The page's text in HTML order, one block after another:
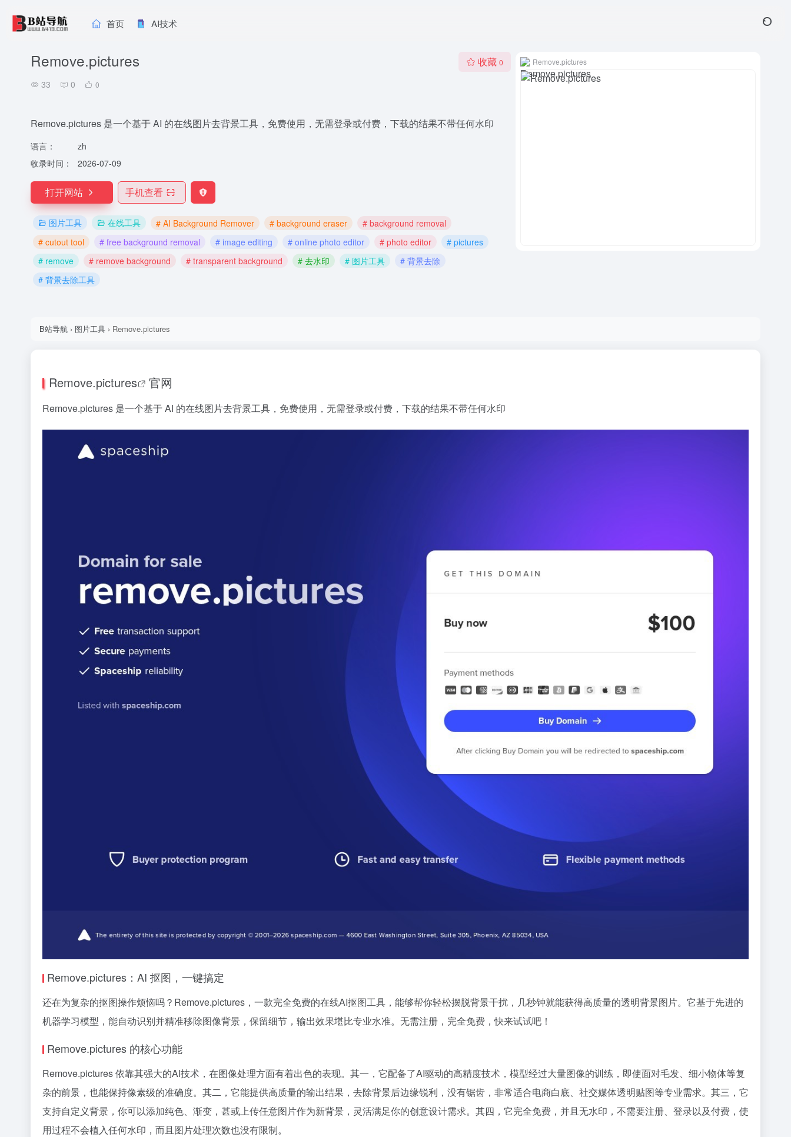
首页 AI技术
Remove.pictures
33 0 0
收藏 0
Remove.pictures 是一个基于 AI 的在线图片去背景工具，免费使用，无需登录或付费，下载的结果不带任何水印
语言：
zh
收录时间：
2026-07-09
打开网站 手机查看
图片工具 在线工具 # AI Background Remover # background eraser
# background removal
# cutout tool
# free background removal # image editing # online photo editor # photo editor
# pictures
# remove
# remove background # transparent background # 去水印 # 图片工具
# 背景去除
# 背景去除工具
Remove.pictures
B站导航 › 图片工具 › Remove.pictures
Remove.pictures 官网
Remove.pictures 是一个基于 AI 的在线图片去背景工具，免费使用，无需登录或付费，下载的结果不带任何水印
Remove.pictures：AI 抠图，一键搞定
还在为复杂的抠图操作烦恼吗？Remove.pictures，一款完全免费的在线AI抠图工具，能够帮你轻松摆脱背景干扰，几秒钟就能获得高质量的透明背景图片。它基于先进的
机器学习模型，能自动识别并精准移除图像背景，保留细节，输出效果堪比专业水准。无需注册，完全免费，快来试试吧！
Remove.pictures 的核心功能
Remove.pictures 依靠其强大的AI技术，在图像处理方面有着出色的表现。其一，它配备了AI驱动的高精度技术，模型经过大量图像的训练，即使面对毛发、细小物体等复
杂的前景，也能保持像素级的准确度。其二，它能提供高质量的输出结果，去除背景后边缘锐利，没有锯齿，非常适合电商白底、社交媒体透明贴图等专业需求。其三，它
支持自定义背景，你可以添加纯色、渐变，甚或上传任意图片作为新背景，灵活满足你的创意设计需求。其四，它完全免费，并且无水印，不需要注册、登录以及付费，使
用过程不会植入任何水印，而且图片处理次数也没有限制。